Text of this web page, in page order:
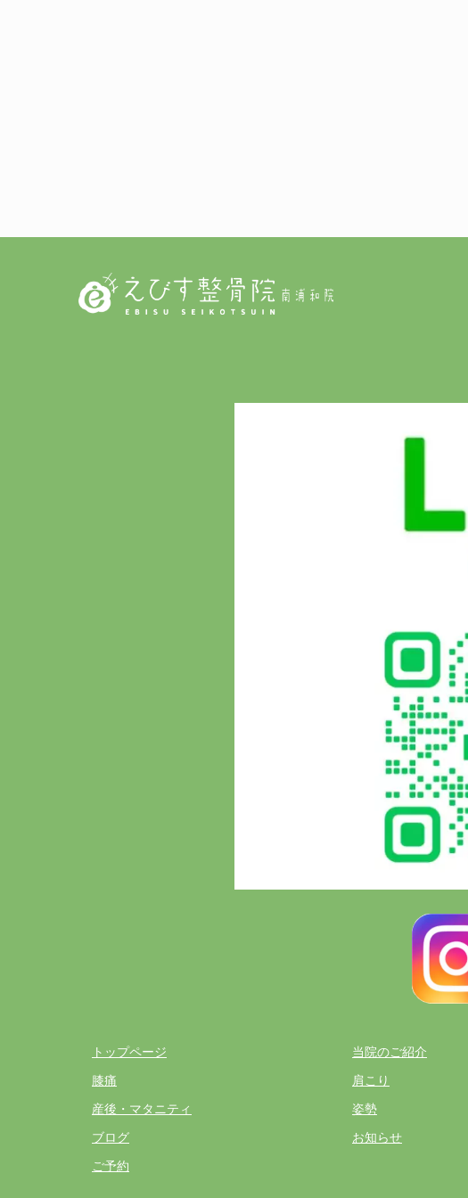
トップページ 当院のご紹介
膝痛
肩こり
産後・マタニティ
姿勢
ブログ
お知らせ
ご予約